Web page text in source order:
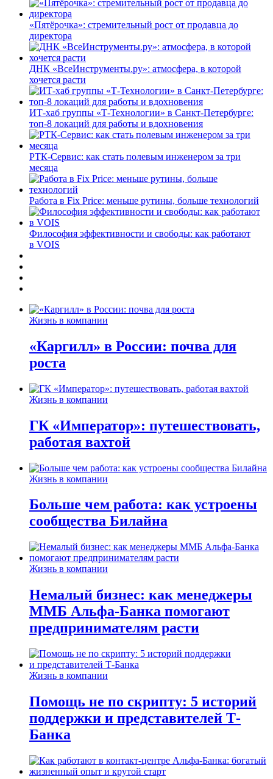
«Пятёрочка»: стремительный рост от продавца до
директора
ДНК «ВсеИнструменты.ру»: атмосфера, в которой
хочется расти
ИТ-хаб группы «Т-Технологии» в Санкт-Петербурге:
топ-8 локаций для работы и вдохновения
РТК-Сервис: как стать полевым инженером за три
месяца
Работа в Fix Price: меньше рутины, больше технологий
Философия эффективности и свободы: как работают
в VOIS
Жизнь в компании
«Каргилл» в России: почва для
роста
Жизнь в компании
ГК «Император»: путешествовать,
работая вахтой
Жизнь в компании
Больше чем работа: как устроены
сообщества Билайна
Жизнь в компании
Немалый бизнес: как менеджеры
ММБ Альфа-Банка помогают
предпринимателям расти
Жизнь в компании
Помощь не по скрипту: 5 историй
поддержки и представителей Т-
Банка